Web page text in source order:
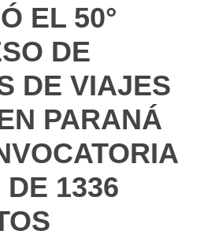
EL 50°
DE
DE VIAJES
PARANÁ
DE 1336